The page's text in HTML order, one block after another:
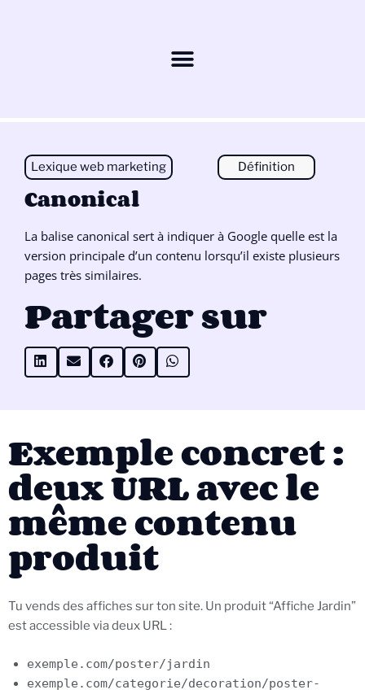
Lexique web marketing Définition
Canonical
La balise canonical sert à indiquer à Google quelle est la
version principale d’un contenu lorsqu’il existe plusieurs
pages très similaires.
Partager sur
Exemple concret :
deux URL avec le
même contenu
produit
Tu vends des affiches sur ton site. Un produit “Affiche Jardin”
est accessible via deux URL :
exemple.com/poster/jardin
exemple.com/categorie/decoration/poster-